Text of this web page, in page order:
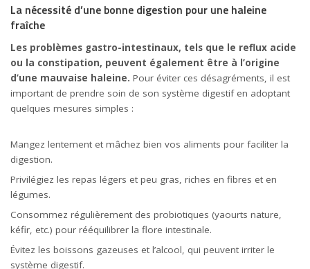
La nécessité d’une bonne digestion pour une haleine
fraîche
Les problèmes gastro-intestinaux, tels que le reflux acide
ou la constipation, peuvent également être à l’origine
d’une mauvaise haleine. Pour éviter ces désagréments, il est
important de prendre soin de son système digestif en adoptant
quelques mesures simples :
Mangez lentement et mâchez bien vos aliments pour faciliter la
digestion.
Privilégiez les repas légers et peu gras, riches en fibres et en
légumes.
Consommez régulièrement des probiotiques (yaourts nature,
kéfir, etc.) pour rééquilibrer la flore intestinale.
Évitez les boissons gazeuses et l’alcool, qui peuvent irriter le
système digestif.